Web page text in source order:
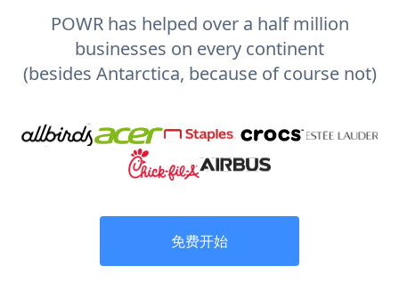
POWR has helped over a half million
businesses on every continent
(besides Antarctica, because of course not)
免费开始